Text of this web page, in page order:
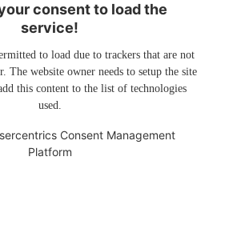
consent to load the
service!
to load due to trackers that are not
The website owner needs to setup the site
this content to the list of technologies
used.
Consent Management
Platform